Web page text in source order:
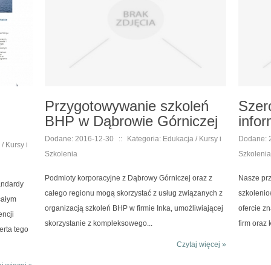
Kursy i
tego
Przygotowywanie szkoleń
BHP w Dąbrowie Górniczej
Dodane: 2016-12-30 ::
Kategoria: Edukacja / Kursy i
Szkolenia
Podmioty korporacyjne z Dąbrowy Górniczej oraz z
całego regionu mogą skorzystać z usług związanych z
organizacją szkoleń BHP w firmie Inka, umożliwiającej
skorzystanie z kompleksowego...
Czytaj więcej »
Dodane:
Szkolenia
Nasze
ofercie
firm oraz